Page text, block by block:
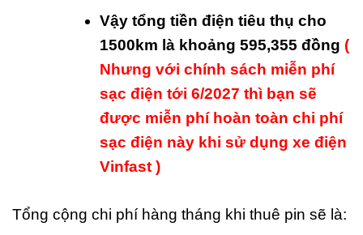
Vậy tổng tiền điện tiêu thụ cho
1500km là khoảng 595,355 đồng (
Nhưng với chính sách miễn phí
sạc điện tới 6/2027 thì bạn sẽ
được miễn phí hoàn toàn chi phí
sạc điện này khi sử dụng xe điện
Vinfast )
Tổng cộng chi phí hàng tháng khi thuê pin sẽ là: